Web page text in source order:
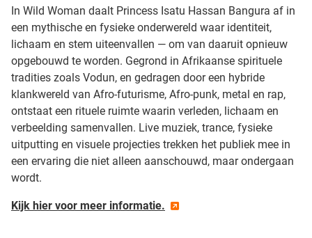
In Wild Woman daalt Princess Isatu Hassan Bangura af in
een mythische en fysieke onderwereld waar identiteit,
lichaam en stem uiteenvallen — om van daaruit opnieuw
opgebouwd te worden. Gegrond in Afrikaanse spirituele
tradities zoals Vodun, en gedragen door een hybride
klankwereld van Afro-futurisme, Afro-punk, metal en rap,
ontstaat een rituele ruimte waarin verleden, lichaam en
verbeelding samenvallen. Live muziek, trance, fysieke
uitputting en visuele projecties trekken het publiek mee in
een ervaring die niet alleen aanschouwd, maar ondergaan
wordt.
Kijk hier voor meer informatie.